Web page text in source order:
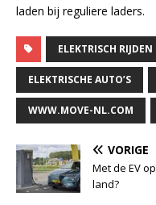
laden bij reguliere laders.
ELEKTRISCH RIJDEN
ELEKTRISCHE AUTO’S
WWW.MOVE-NL.COM
VORIGE
Met de EV
land?